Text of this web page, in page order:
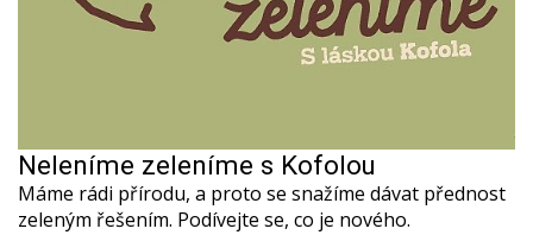
Neleníme zeleníme s Kofolou
Máme rádi přírodu, a proto se snažíme dávat přednost
zeleným řešením. Podívejte se, co je nového.